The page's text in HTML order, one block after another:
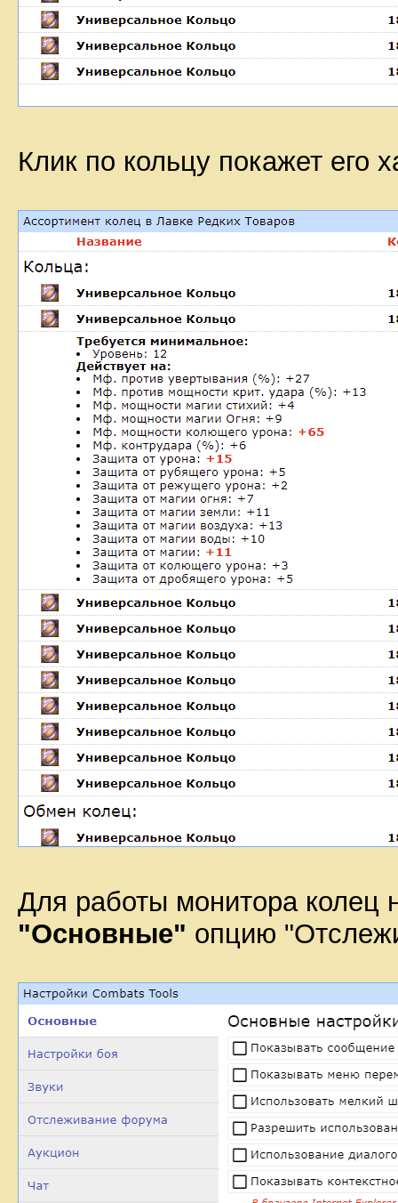
Клик по кольцу покажет его
Для работы монитора
"Основные" опцию